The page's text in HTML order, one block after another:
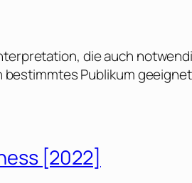
die auch
bestimmtes Publikum
[2022]